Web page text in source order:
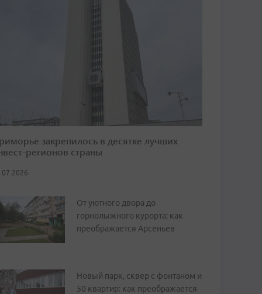
закрепилось в десятке лучших
регионов страны
От уютного двора до
горнолыжного курорта: как
преображается Арсеньев
Новый парк, сквер с фонтаном и
50 квартир: как преображается